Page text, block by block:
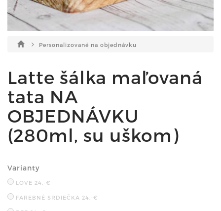
Personalizované na objednávku
Latte šálka maľovaná
tata NA
OBJEDNÁVKU
(280ml, su uškom)
Varianty
LOVE 24,-€
FAREBNÉ SRDIEČKA 24,-€